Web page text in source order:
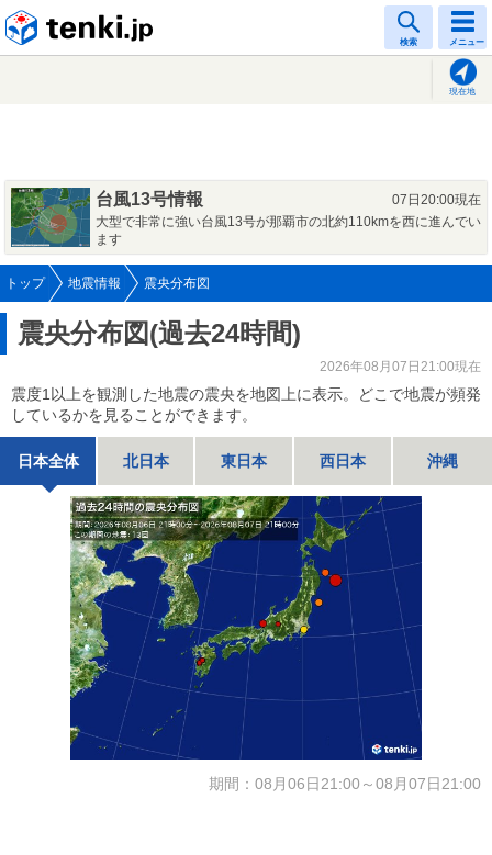
検索 メニュー
現在地
台風13号情報
07日20:00現在
大型で非常に強い台風13号が那覇市の北約110kmを西に進んでい
ます
トップ 地震情報 震央分布図
震央分布図(過去24時間)
2026年08月07日21:00現在
震度1以上を観測した地震の震央を地図上に表示。どこで地震が頻発
しているかを見ることができます。
日本全体 北日本 東日本 西日本 沖縄
期間：08月06日21:00～08月07日21:00